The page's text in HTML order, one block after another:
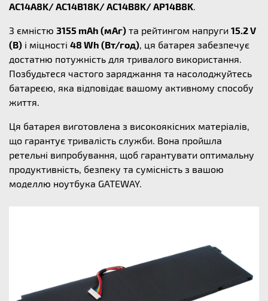
AC14A8K/ AC14B18K/ AC14B8K/ AP14B8K.
З ємністю 3155 mAh (мАг) та рейтингом напруги 15.2 V
(В) і міцності 48 Wh (Вт/год), ця батарея забезпечує
достатню потужність для тривалого використання.
Позбудьтеся частого заряджання та насолоджуйтесь
батареєю, яка відповідає вашому активному способу
життя.
Ця батарея виготовлена з високоякісних матеріалів,
що гарантує тривалість служби. Вона пройшла
ретельні випробування, щоб гарантувати оптимальну
продуктивність, безпеку та сумісність з вашою
моделлю ноутбука GATEWAY.